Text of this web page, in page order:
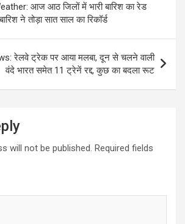
आज आठ जिलों में भारी बारिश का रेड
ने तोड़ा सात साल का रिकॉर्ड
रेलवे ट्रेक पर आया मलबा, दून से चलने वाली
वंदे भारत समेत 11 ट्रेनें रद्द, कुछ का बदला रूट
will not be published. Required fields